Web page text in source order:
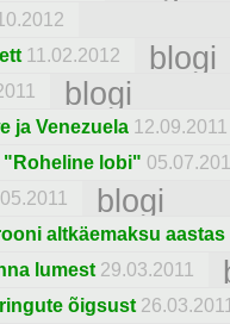
11.02.2012 blogi
blogi
ja Venezuela 12.09.2011
"Roheline lobi"
blogi
altkäemaksu aastas
lumest 29.03.2011
õigsust